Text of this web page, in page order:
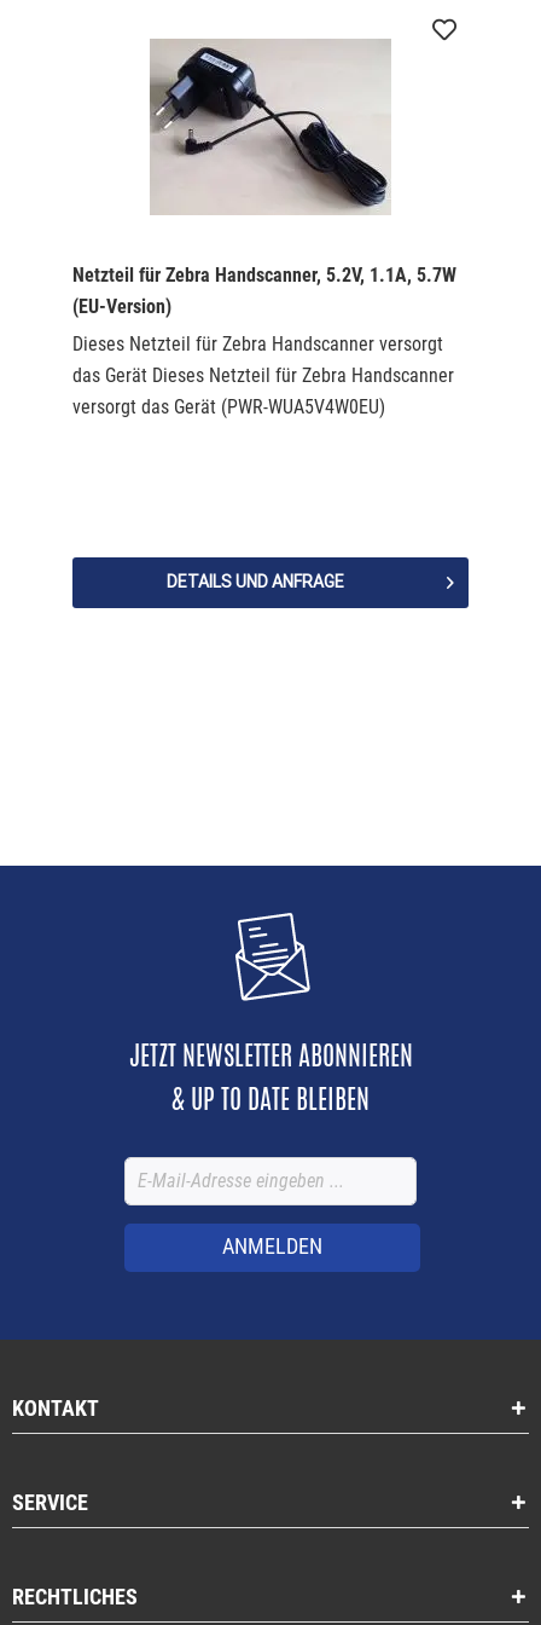
keine Modifikation der Hostsoftware nötig. Einsatzgebiete.
Lagerhäuser, Versandzentren, Fuhrpark – Ein- und Ausgang
Produktion oder Einzelhandel – Kontrolle und
Nachverfolgung von Fertigprodukten und Einzelteilen.
übernommenen Produktpalette der mobilen Handscanner.
Zebra arbeitet kontinuierlich an der Optimierung des
Produktportfolios um seine Kernkompetenzen stetig weiter
zu entwickeln und seinen Kunden bestmöglich aufeinander
abgestimmte Produkte anbieten zu können.
Netzteil für Zebra Handscanner, 5.2V, 1.1A, 5.7W
(EU-Version)
Dieses Netzteil für Zebra Handscanner versorgt
das Gerät Dieses Netzteil für Zebra Handscanner
versorgt das Gerät (PWR-WUA5V4W0EU)
DETAILS UND ANFRAGE
JETZT NEWSLETTER ABONNIEREN
& UP TO DATE BLEIBEN
ANMELDEN
KONTAKT
SERVICE
RECHTLICHES